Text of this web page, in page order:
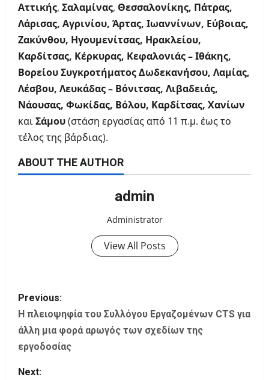
Αττικής, Σαλαμίνας, Θεσσαλονίκης, Πάτρας,
Λάρισας, Αγρινίου, Άρτας, Ιωαννίνων, Εύβοιας,
Ζακύνθου, Ηγουμενίτσας, Ηρακλείου,
Καρδίτσας, Κέρκυρας, Κεφαλονιάς – Ιθάκης,
Βορείου Συγκροτήματος Δωδεκανήσου, Λαμίας,
Λέσβου, Λευκάδας – Βόνιτσας, Λιβαδειάς,
Νάουσας, Φωκίδας, Βόλου, Καρδίτσας, Χανίων
καιΣάμου(στάση εργασίας από 11 π.μ. έως το
τέλος της βάρδιας).
ABOUT THE AUTHOR
admin
Administrator
View All Posts
P
o
s
t
Previous:
Η πλειοψηφία του Συλλόγου Εργαζομένων CTS για
άλλη μια φορά αρωγός των σχεδίων της
εργοδοσίας
Next: